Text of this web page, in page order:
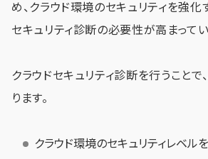
め、クラウド環境のセキュリティを強化
セキュリティ診断の必要性が高まってい
クラウドセキュリティ診断を行うことで
ります。
クラウド環境のセキュリティレベル